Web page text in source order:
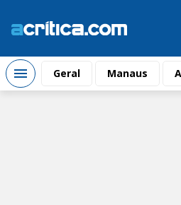
Geral Manaus